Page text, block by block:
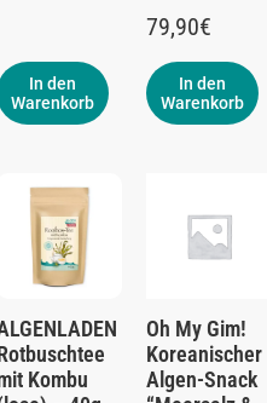
In den
Warenkorb
79,90€
In den
Warenkorb
Kombu
Oh My Gim!
Koreanischer
Algen-Snack